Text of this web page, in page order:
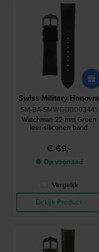
Swiss Military Hanowa
SM-BA-SMWGO0003441
Watchman 22 mm Groen
leer-siliconen band
€ 69,-
● Op voorraad
Vergelijk
Bekijk Product